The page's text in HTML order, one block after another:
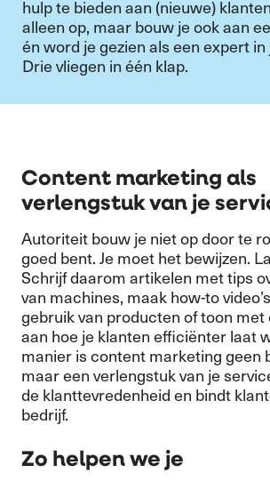
hulp te bieden aan (nieuwe)
alleen op, maar bouw je ook aan
én word je gezien als een expert
Drie vliegen in één klap.
Content marketing als
verlengstuk van je
Autoriteit bouw je niet op door te
goed bent. Je moet het bewijzen.
Schrijf daarom artikelen met tips
van machines, maak how-to
gebruik van producten of toon
aan hoe je klanten efficiënter laat
manier is content marketing geen
maar een verlengstuk van je
de klanttevredenheid en bindt
bedrijf.
Zo helpen we je